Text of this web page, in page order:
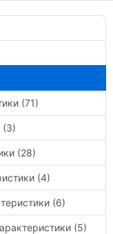
(71)
(3)
(28)
(4)
(6)
(5)